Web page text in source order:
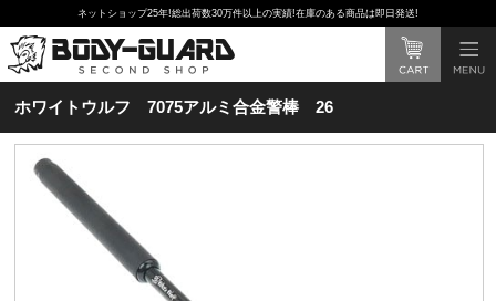
ネットショップ25年!総出荷数30万件以上の実績!在庫のある商品は即日発送!
ホワイトウルフ 7075アルミ合金警棒 26